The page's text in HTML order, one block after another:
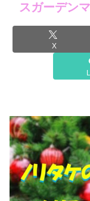
スガーデン
X